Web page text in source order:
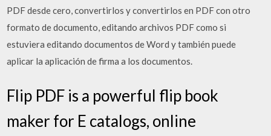
PDF desde cero, convertirlos y convertirlos en PDF con otro
formato de documento, editando archivos PDF como si
estuviera editando documentos de Word y también puede
aplicar la aplicación de firma a los documentos.
Flip PDF is a powerful flip book
maker for E catalogs, online